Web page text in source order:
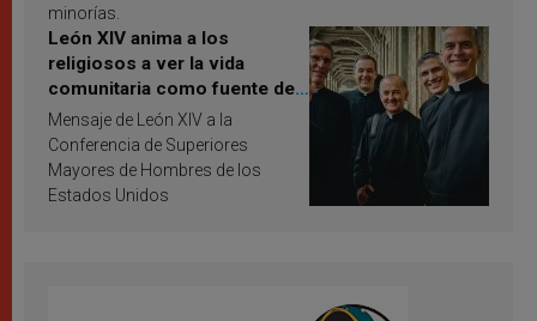
minorías.
León XIV anima a los
religiosos a ver la vida
comunitaria como fuente de
inspiración y santificación
Mensaje de León XIV a la
Conferencia de Superiores
Mayores de Hombres de los
Estados Unidos